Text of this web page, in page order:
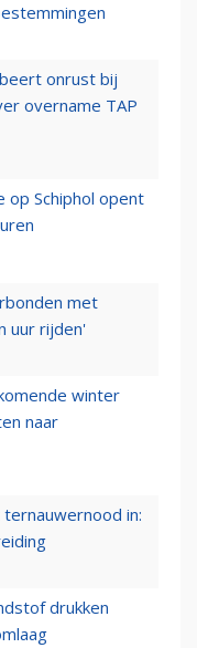
onrust bij
overname TAP
op Schiphol opent
met
uur rijden'
winter
naar
in:
drukken